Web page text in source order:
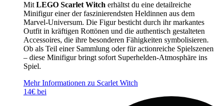
Mit LEGO Scarlet Witch erhältst du eine detailreiche
Minifigur einer der faszinierendsten Heldinnen aus dem
Marvel-Universum. Die Figur besticht durch ihr markantes
Outfit in kräftigen Rottönen und die authentisch gestalteten
Accessoires, die ihre besonderen Fähigkeiten symbolisieren.
Ob als Teil einer Sammlung oder für actionreiche Spielszenen
– diese Minifigur bringt sofort Superhelden-Atmosphäre ins
Spiel.
Mehr Informationen zu Scarlet Witch
14€ bei